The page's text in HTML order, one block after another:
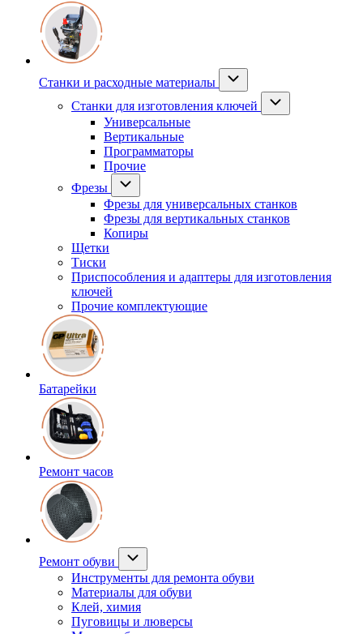
Станки и расходные материалы
Станки для изготовления ключей
Универсальные
Вертикальные
Программаторы
Прочие
Фрезы
Фрезы для универсальных станков
Фрезы для вертикальных станков
Копиры
Щетки
Тиски
Приспособления и адаптеры для изготовления
ключей
Прочие комплектующие
Батарейки
Ремонт часов
Ремонт обуви
Инструменты для ремонта обуви
Материалы для обуви
Клей, химия
Пуговицы и люверсы